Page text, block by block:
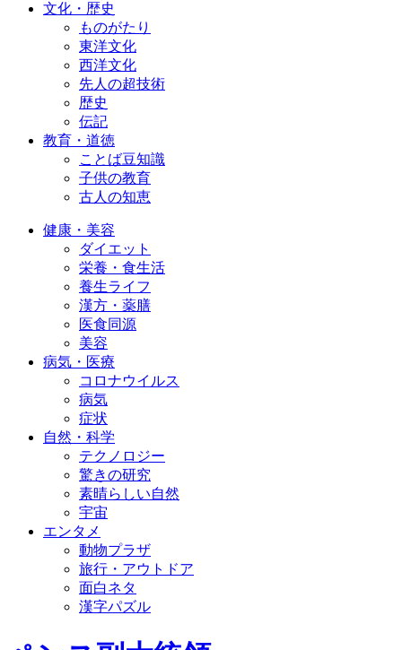
文化・歴史
ものがたり
東洋文化
西洋文化
先人の超技術
歴史
伝記
教育・道徳
ことば豆知識
子供の教育
古人の知恵
健康・美容
ダイエット
栄養・食生活
養生ライフ
漢方・薬膳
医食同源
美容
病気・医療
コロナウイルス
病気
症状
自然・科学
テクノロジー
驚きの研究
素晴らしい自然
宇宙
エンタメ
動物プラザ
旅行・アウトドア
面白ネタ
漢字パズル